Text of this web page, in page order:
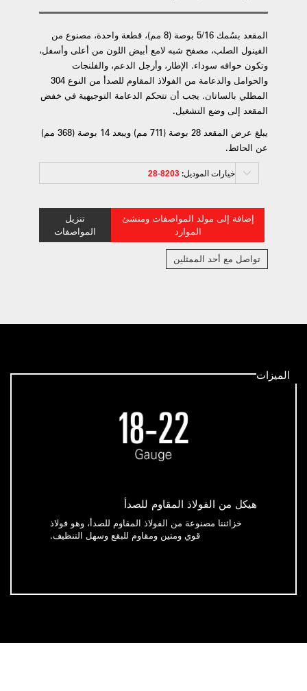
المقعد بسُمك 5/16 بوصة (8 مم)، قطعة واحدة، مصنوع من
الفينول الصلب، مصفح شبه لامع أبيض اللون من أعلى وأسفل،
وتكون حوافه سوداء. الإطار، وأرجل الدعم، والفلنجات
والحوامل والدعامة من الفولاذ المقاوم للصدأ من النوع 304
المطلي بالساتان. يجب أن تتحكم الدعامة التوجيهية في خفض
المقعد إلى وضع التشغيل.
يبلغ عرض المقعد 28 بوصة (711 مم) ويبعد 14 بوصة (368 مم)
عن الحائط.
خيارات الموديل: 8203-28
إضافة إلى مولد المواصفات ومنشئ
الموارد
تنزيل
المواصفات
تواصل مع أحد الممثلين
الميزات
هيكل من الفولاذ المقاوم للصدأ
خزائننا مصنوعة من الفولاذ المقاوم للصدأ، وهو فولاذ
قوي ومتين ومقاوم للبقع وسهل التنظيف.